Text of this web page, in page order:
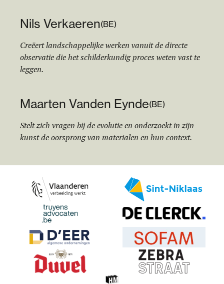
Nils Verkaeren(BE)
Creëert landschappelijke werken vanuit de directe
observatie die het schilderkundig proces weten vast te
leggen.
Maarten Vanden Eynde(BE)
Stelt zich vragen bij de evolutie en onderzoekt in zijn
kunst de oorsprong van materialen en hun context.